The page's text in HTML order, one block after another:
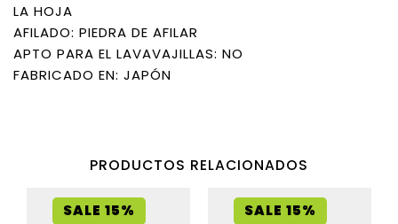
LA HOJA
AFILADO: PIEDRA DE AFILAR
APTO PARA EL LAVAVAJILLAS: NO
FABRICADO EN: JAPÓN
PRODUCTOS RELACIONADOS
SALE 15% SALE 15%